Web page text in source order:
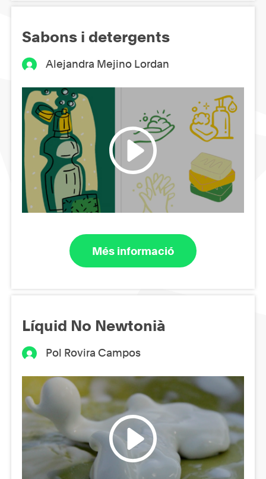
Sabons i detergents
Alejandra Mejino Lordan
Més informació
Líquid No Newtonià
Pol Rovira Campos